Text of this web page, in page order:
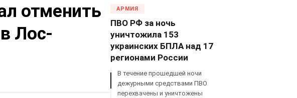
отменить
Лос-
АРМИЯ
ПВО РФ за ночь
уничтожила 153
украинских БПЛА над 17
регионами России
В течение прошедшей ночи
дежурными средствами ПВО
перехвачены и уничтожены